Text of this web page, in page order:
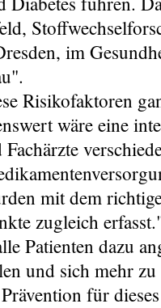
im
Risikofaktoren
wäre eine
mit dem
zugleich
Patienten dazu
und sich mehr zu
für